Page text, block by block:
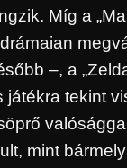
Míg a
–, a
játékra tekint
mint